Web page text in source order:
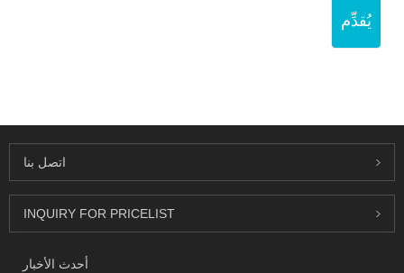
يُقدِّم
اتصل بنا
INQUIRY FOR PRICELIST
أحدث الأخبار